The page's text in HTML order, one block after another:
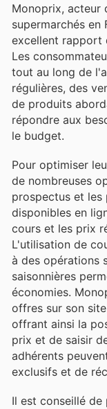
Monoprix, acteur
supermarchés en
excellent rapport
Les
tout au long de
régulières, des
de produits
répondre aux
le budget.
Pour optimiser
de nombreuses
prospectus et les
disponibles en
cours et les prix
L'utilisation de
à des opérations
saisonnières
économies.
offres sur son
offrant ainsi la
prix et de saisir
adhérents
exclusifs et de
Il est conseillé